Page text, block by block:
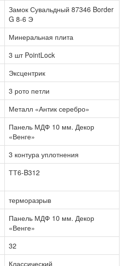
Замок Сувальдный 87346 Border
G 8-6 Э
Минеральная плита
3 шт PointLock
Эксцентрик
3 рото петли
Металл «Антик серебро»
Панель МДФ 10 мм. Декор
«Венге»
3 контура уплотнения
ТТ6-B312
терморазрыв
Панель МДФ 10 мм. Декор
«Венге»
32
Классический